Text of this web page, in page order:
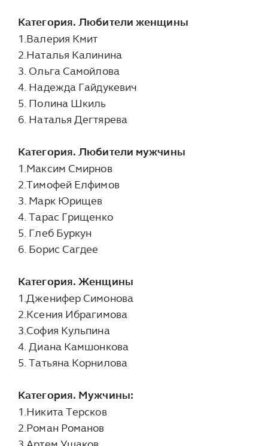
Категория. Любители женщины
1.Валерия Кмит
2.Наталья Калинина
3. Ольга Самойлова
4. Надежда Гайдукевич
5. Полина Шкиль
6. Наталья Дегтярева
Категория. Любители мужчины
1.Максим Смирнов
2.Тимофей Елфимов
3. Марк Юрищев
4. Тарас Грищенко
5. Глеб Буркун
6. Борис Сагдее
Категория. Женщины
1.Дженифер Симонова
2.Ксения Ибрагимова
3.София Кульпина
4. Диана Камшонкова
5. Татьяна Корнилова
Категория. Мужчины:
1.Никита Терсков
2.Роман Романов